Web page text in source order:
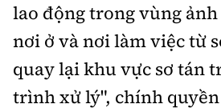
lao động trong vùng
nơi ở và nơi làm việc từ
quay lại khu vực sơ tán
trình xử lý", chính